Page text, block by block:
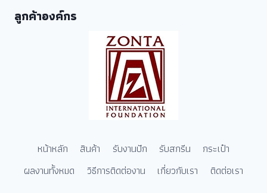
ลูกค้าองค์กร
หน้าหลัก สินค้า รับงานปัก รับสกรีน
กระเป๋า
ผลงานทั้งหมด
วิธีการติดต่องาน เกี่ยวกับเรา ติดต่อเรา